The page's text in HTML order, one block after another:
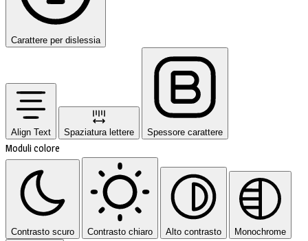
Carattere per dislessia
Align Text Spaziatura lettere Spessore carattere
Moduli colore
Contrasto scuro Contrasto chiaro Alto contrasto Monochrome